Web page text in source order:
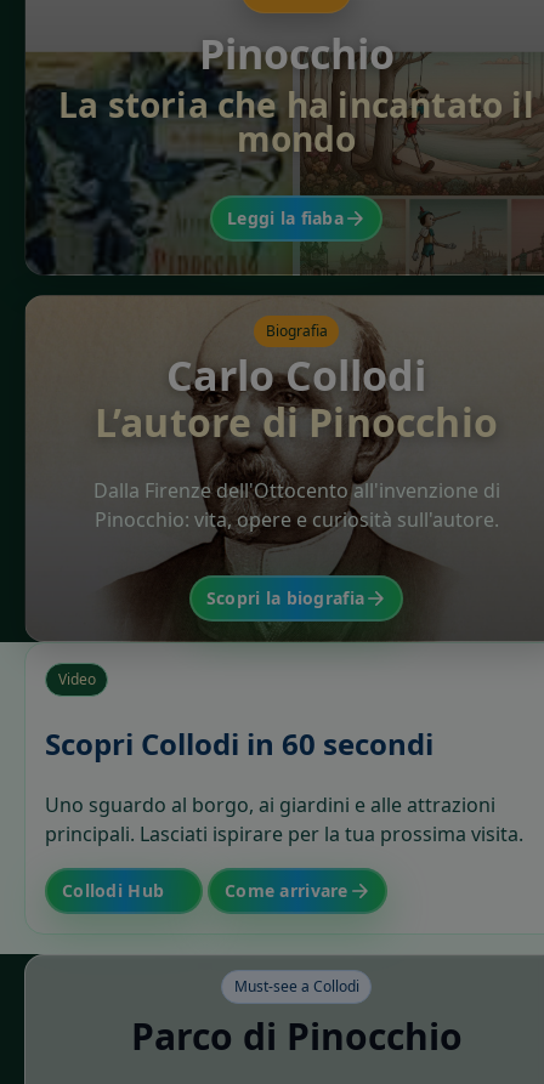
Pinocchio
La storia che ha incantato il
mondo
Leggi la fiaba
Biografia
Carlo Collodi
L’autore di Pinocchio
Dalla Firenze dell'Ottocento all'invenzione di
Pinocchio: vita, opere e curiosità sull'autore.
Scopri la biografia
Video
Scopri Collodi in 60 secondi
Uno sguardo al borgo, ai giardini e alle attrazioni
principali. Lasciati ispirare per la tua prossima visita.
Collodi Hub Come arrivare
Must-see a Collodi
Parco di Pinocchio